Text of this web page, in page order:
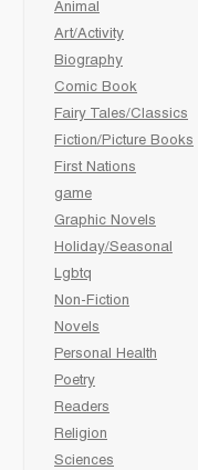
Animal
Art/Activity
Biography
Comic Book
Fairy Tales/Classics
Fiction/Picture Books
First Nations
game
Graphic Novels
Holiday/Seasonal
Lgbtq
Non-Fiction
Novels
Personal Health
Poetry
Readers
Religion
Sciences